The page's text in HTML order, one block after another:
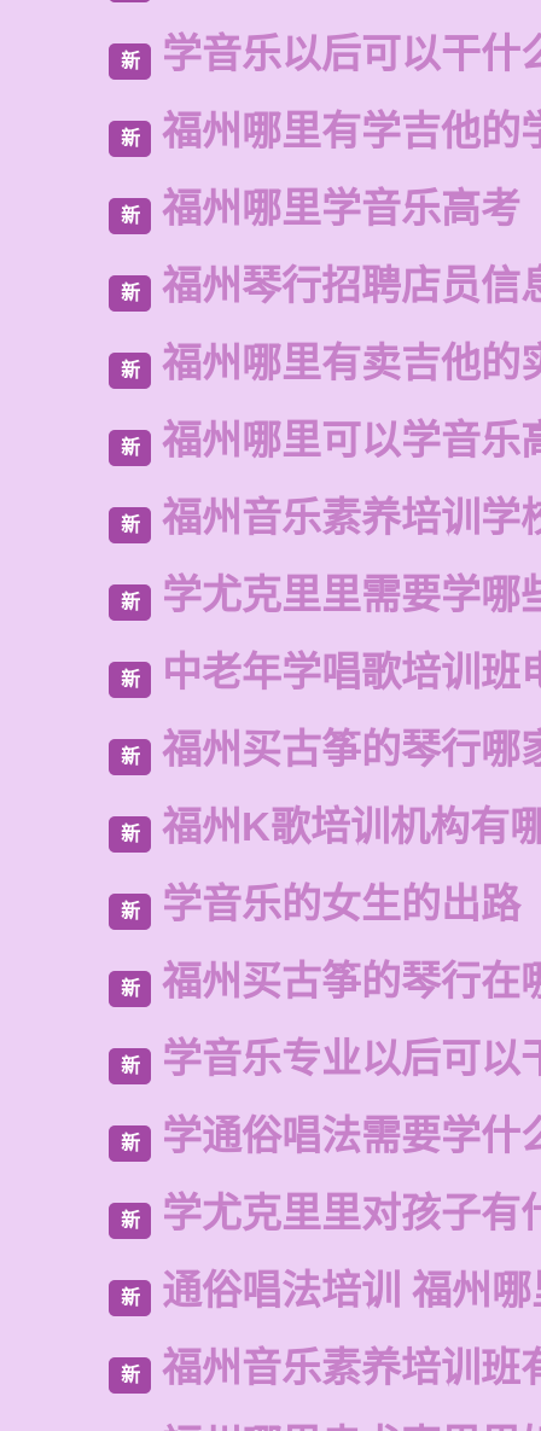
新 学音乐以后可以干什
新 福州哪里有学吉他的
新 福州哪里学音乐高考
新 福州琴行招聘店员信
新 福州哪里有卖吉他的
新 福州哪里可以学音乐
新 福州音乐素养培训学
新 学尤克里里需要学哪
新 中老年学唱歌培训班
新 福州买古筝的琴行哪
新 福州K歌培训机构有
新 学音乐的女生的出路
新 福州买古筝的琴行在
新 学音乐专业以后可以
新 学通俗唱法需要学什
新 学尤克里里对孩子有
新 通俗唱法培训 福州
新
福州音乐素养培训班